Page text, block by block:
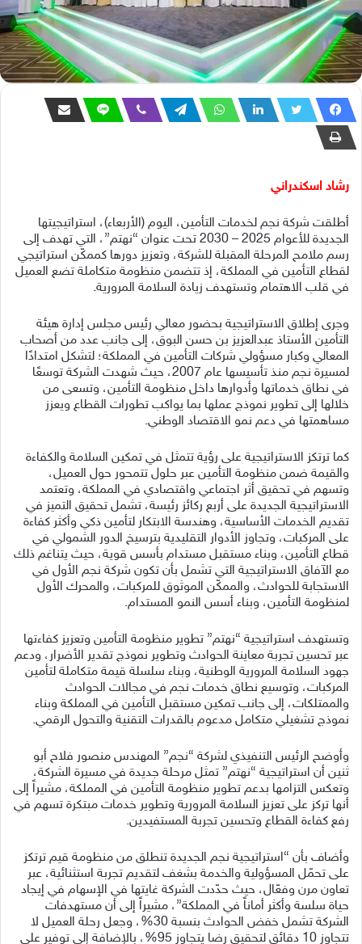
رشاد اسكندراني
أطلقت شركة نجم لخدمات التأمين، اليوم (الأربعاء)، استراتيجيتها
الجديدة للأعوام 2025 – 2030 تحت عنوان “نهتم”، التي تهدف إلى
رسم ملامح المرحلة المقبلة للشركة، وتعزيز دورها كممكّن استراتيجي
لقطاع التأمين في المملكة، إذ تتضمن منظومة متكاملة تضع العميل
في قلب الاهتمام وتستهدف زيادة السلامة المرورية.
وجرى إطلاق الاستراتيجية بحضور معالي رئيس مجلس إدارة هيئة
التأمين الأستاذ عبدالعزيز بن حسن البوق، إلى جانب عدد من أصحاب
المعالي وكبار مسؤولي شركات التأمين في المملكة؛ لتشكل امتدادًا
لمسيرة نجم منذ تأسيسها عام 2007، حيث شهدت الشركة توسعًا
في نطاق خدماتها وأدوارها داخل منظومة التأمين، وتسعى من
خلالها إلى تطوير نموذج عملها بما يواكب تطورات القطاع ويعزز
مساهمتها في دعم نمو الاقتصاد الوطني.
كما ترتكز الاستراتيجية على رؤية تتمثل في تمكين السلامة والكفاءة
والقيمة ضمن منظومة التأمين عبر حلول تتمحور حول العميل،
وتسهم في تحقيق أثر اجتماعي واقتصادي في المملكة، وتعتمد
الاستراتيجية الجديدة على أربع ركائز رئيسة، تشمل تحقيق التميز في
تقديم الخدمات الأساسية، وهندسة الابتكار لتأمين ذكي وأكثر كفاءة
على المركبات، وتجاوز الأدوار التقليدية بترسيخ الدور الشمولي في
قطاع التأمين، وبناء مستقبل مستدام بأسس قوية، حيث يتناغم ذلك
مع الآفاق الاستراتيجية التي تشمل بأن تكون شركة نجم الأول في
الاستجابة للحوادث، والممكّن الموثوق للمركبات، والمحرك الأول
لمنظومة التأمين، وبناء أسس النمو المستدام.
وتستهدف استراتيجية “نهتم” تطوير منظومة التأمين وتعزيز كفاءتها
عبر تحسين تجربة معاينة الحوادث وتطوير نموذج تقدير الأضرار، ودعم
جهود السلامة المرورية الوطنية، وبناء سلسلة قيمة متكاملة لتأمين
المركبات، وتوسيع نطاق خدمات نجم في مجالات الحوادث
والممتلكات، إلى جانب تمكين مستقبل التأمين في المملكة وبناء
نموذج تشغيلي متكامل مدعوم بالقدرات التقنية والتحول الرقمي.
وأوضح الرئيس التنفيذي لشركة “نجم” المهندس منصور فلاح أبو
ثنين أن استراتيجية “نهتم” تمثل مرحلة جديدة في مسيرة الشركة،
وتعكس التزامها بدعم تطوير منظومة التأمين في المملكة، مشيراً إلى
أنها تركز على تعزيز السلامة المرورية وتطوير خدمات مبتكرة تسهم في
رفع كفاءة القطاع وتحسين تجربة المستفيدين.
وأضاف بأن “استراتيجية نجم الجديدة تنطلق من منظومة قيم ترتكز
على تحمّل المسؤولية والخدمة بشغف لتقديم تجربة استثنائية، عبر
تعاون مرن وفعّال، حيث حدّدت الشركة غايتها في الإسهام في إيجاد
حياة سلسة وأكثر أماناً في المملكة”، مشيراً إلى أن مستهدفات
الشركة تشمل خفض الحوادث بنسبة 30%، وجعل رحلة العميل لا
تتجاوز 10 دقائق لتحقيق رضا يتجاوز 95%، بالإضافة إلى توفير على